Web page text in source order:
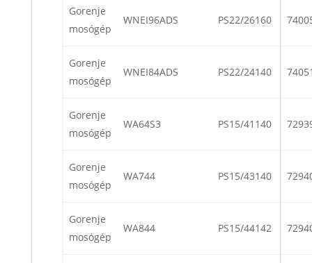
Gorenje
mosógép
WNEI96ADS PS22/26160
Gorenje
mosógép
WNEI84ADS PS22/24140
Gorenje
mosógép
WA64S3 PS15/41140
Gorenje
mosógép
WA744 PS15/43140
Gorenje
mosógép
WA844 PS15/44142